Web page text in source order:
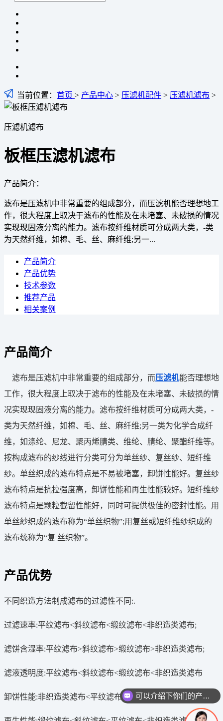
当前位置： 首页 > 产品中心 > 压滤机配件 > 压滤机滤布 >
压滤机滤布
板框压滤机滤布
产品简介：
滤布是压滤机中非常重要的组成部分，而压滤机能否理想地工
作，很大程度上取决于滤布的性能及在未堵塞、未破损的情况
实现现固液分离的能力。滤布按纤维材质可分成两大类，-类
为天然纤维，如棉、毛、丝、麻纤维;另一...
产品简介
产品优势
技术参数
推荐产品
相关案例
产品简介
滤布是压滤机中非常重要的组成部分，而压滤机能否理想地
工作，很大程度上取决于滤布的性能及在未堵塞、未破损的情
况实现现固液分离的能力。滤布按纤维材质可分成两大类，-
类为天然纤维，如棉、毛、丝、麻纤维;另一类为化学合成纤
维，如涤纶、尼龙、聚丙烯腈类、维纶、腈纶、聚酯纤维等。
按构成滤布的纱线进行分类可分为单丝纱、复丝纱、短纤维
纱。单丝织成的滤布特点是不易被堵塞，卸饼性能好。复丝纱
滤布特点是抗拉强度高，卸饼性能和再生性能较好。短纤维纱
滤布特点是颗粒截留性能好，同时可提供极佳的密封性能。用
单丝紗织成的滤布称为“单丝织物”;用复丝或短纤维纱织成的
滤布统称为“复 丝织物”。
产品优势
不同织造方法制成滤布的过滤性不同:.
过滤速率:平纹滤布<斜纹滤布<缎纹滤布<非织造类滤布;
滤饼含湿率:平纹滤布>斜纹滤布>缎纹滤布>非织造类滤布;
滤液透明度:平纹滤布<斜纹滤布<缎纹滤布<非织造类滤布
卸饼性能:非织造类滤布<平纹滤布<斜纹滤布<缎纹滤布;
你们是怎么收费的呢